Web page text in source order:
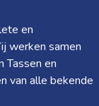
en
werken samen
Tassen en
van alle bekende